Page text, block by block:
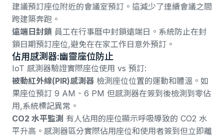
建議預訂座位附近的會議室預訂。這減少了連續會議之間
跨建築奔跑。
遠端日封鎖 員工在行事曆中封鎖遠端日。系統防止在封
鎖日期預訂座位,避免在在家工作日意外預訂。
佔用感測器:幽靈座位防止
IoT 感測器驗證實際座位使用 vs 預訂:
被動紅外線(PIR)感測器 檢測座位位置的運動和體溫。如
果座位預訂 9 AM - 6 PM 但感測器在簽到後檢測到零佔
用,系統標記異常。
CO2 水平監測 有人佔用的座位顯示呼吸導致的 CO2 水
平升高。感測器區分實際佔用座位和使用者簽到但立即離